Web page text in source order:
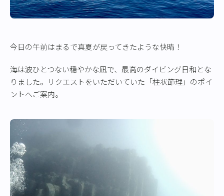
今日の午前はまるで真夏が戻ってきたような快晴！
海は波ひとつない穏やかな凪で、最高のダイビング日和とな
りました。リクエストをいただいていた「柱状節理」のポイ
ントへご案内。